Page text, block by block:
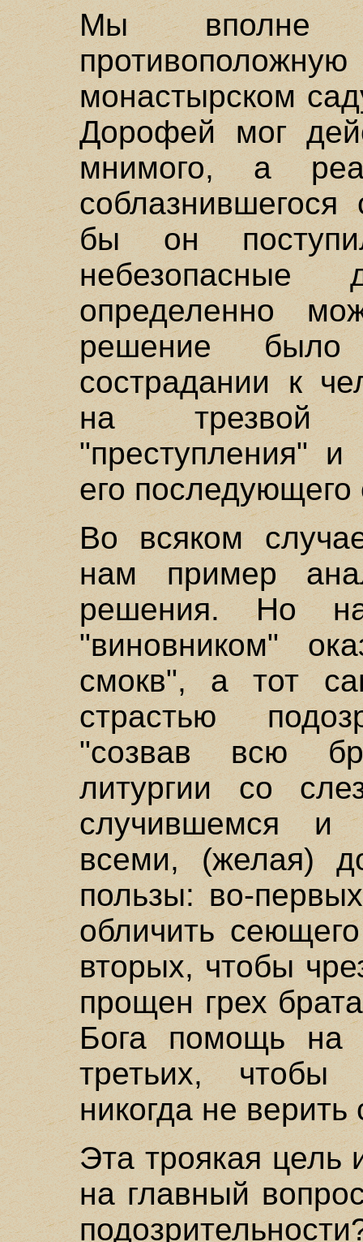
Мы вполне
монастырском
Дорофей мог
мнимого, а
бы он
небезопасные
определенно
решение
сострадании к
на трезвой
"преступления"
его последующего
Во всяком
нам пример
решения. Но
"виновником"
смокв", а тот
страстью
"созвав всю
литургии со
случившемся и
всеми, (желая)
пользы: во-
обличить
вторых, чтобы
прощен грех
Бога помощь
третьих,
никогда не
Эта троякая цель
на главный